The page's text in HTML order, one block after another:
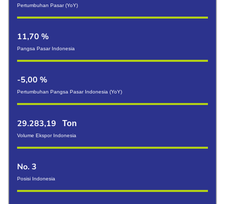
Pertumbuhan Pasar (YoY)
11,70 %
Pangsa Pasar Indonesia
-5,00 %
Pertumbuhan Pangsa Pasar Indonesia (YoY)
29.283,19 Ton
Volume Ekspor Indonesia
No. 3
Posisi Indonesia